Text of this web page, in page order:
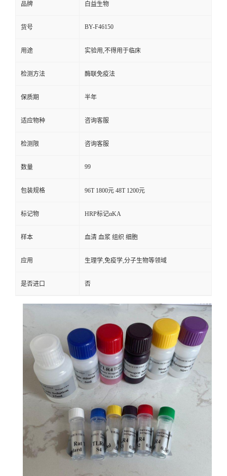
品牌 白益生物
货号 BY-F46150
用途 实验用,不得用于临床
检测方法 酶联免疫法
保质期 半年
适应物种 咨询客服
检测限 咨询客服
数量 99
包装规格 96T 1800元 48T 1200元
标记物 HRP标记αKA
样本 血清 血浆 组织 细胞
应用 生理学,免疫学,分子生物等领域
是否进口 否